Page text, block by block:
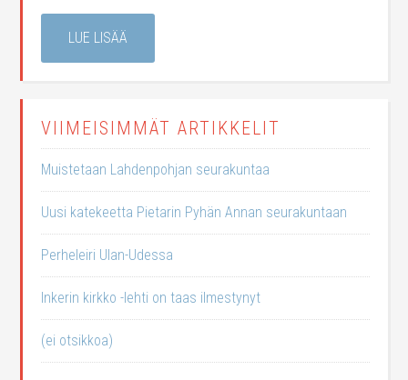
LUE LISÄÄ
VIIMEISIMMÄT ARTIKKELIT
Muistetaan Lahdenpohjan seurakuntaa
Uusi katekeetta Pietarin Pyhän Annan seurakuntaan
Perheleiri Ulan-Udessa
Inkerin kirkko -lehti on taas ilmestynyt
(ei otsikkoa)